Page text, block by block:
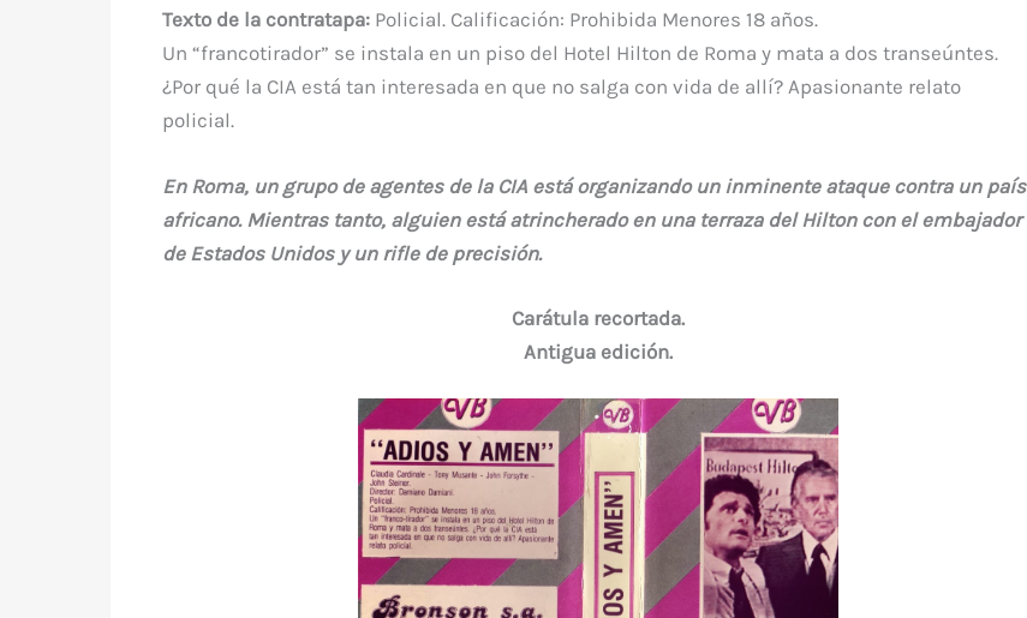
Texto de la contratapa:Policial. Calificación: Prohibida Menores 18 años.
Un “francotirador” se instala en un piso del Hotel Hilton de Roma y mata a dos transeúntes.
¿Por qué la CIA está tan interesada en que no salga con vida de allí? Apasionante relato
policial.
En Roma, un grupo de agentes de la CIA está organizando un inminente ataque contra un país
africano. Mientras tanto, alguien está atrincherado en una terraza del Hilton con el embajador
de Estados Unidos y un rifle de precisión.
Carátula recortada.
Antigua edición.